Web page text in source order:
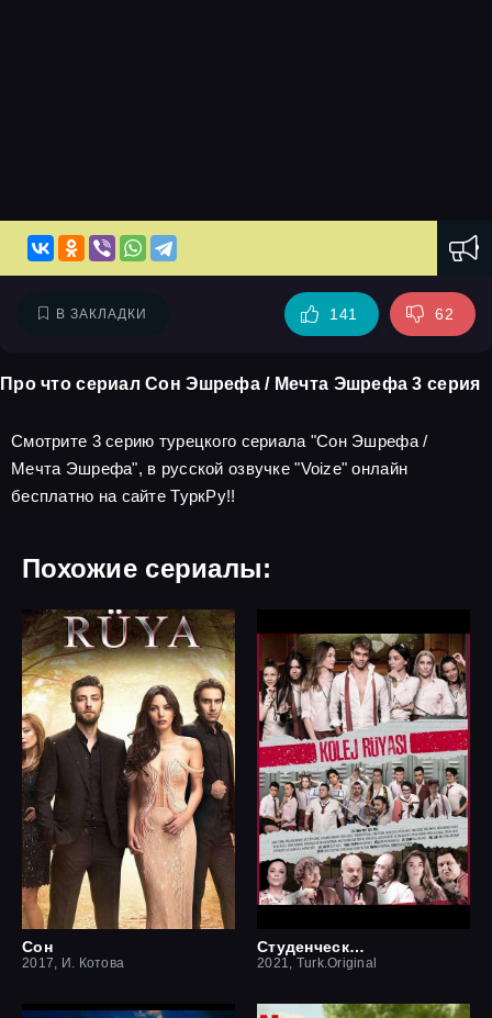
В ЗАКЛАДКИ 141 62
Про что сериал Сон Эшрефа / Мечта Эшрефа 3 серия
Смотрите 3 серию турецкого сериала "Сон Эшрефа /
Мечта Эшрефа", в русской озвучке "Voize" онлайн
бесплатно на сайте ТуркРу!!
Похожие сериалы:
Сон
2017, И. Котова
Студенческая мечта
2021, Turk.Original